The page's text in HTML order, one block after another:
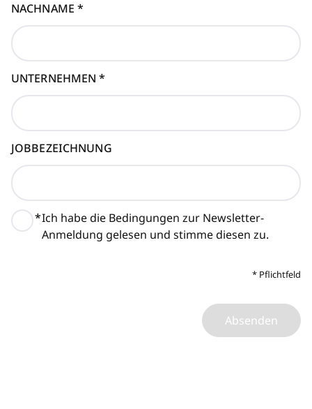
NACHNAME*
UNTERNEHMEN*
JOBBEZEICHNUNG
*Ich habe die Bedingungen zur Newsletter-
Anmeldung gelesen und stimme diesen zu.
* Pflichtfeld
Absenden